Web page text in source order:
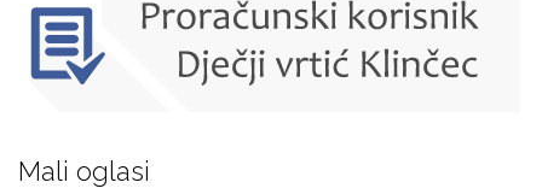
Mali oglasi